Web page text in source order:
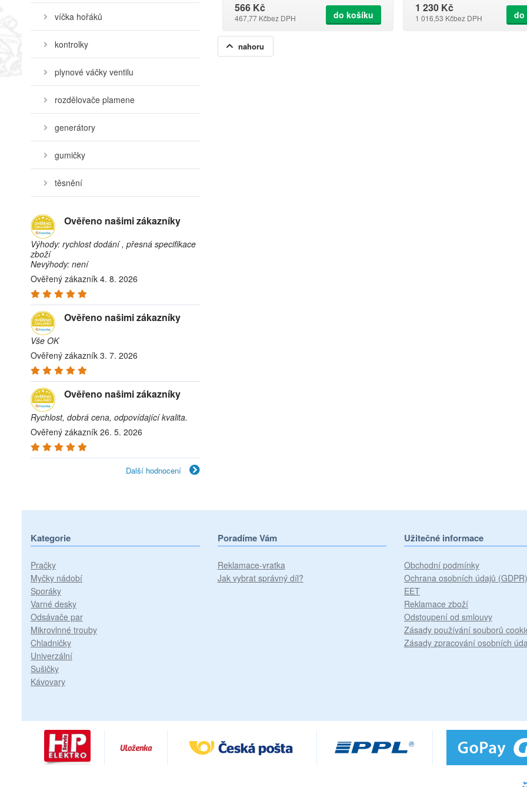
víčka hořáků
kontrolky
plynové váčky ventilu
rozdělovače plamene
generátory
gumičky
těsnění
Ověřeno našimi zákazníky
Výhody: rychlost dodání , přesná specifikace
zboží
Nevýhody: není
Ověřený zákazník 4. 8. 2026
Ověřeno našimi zákazníky
Vše OK
Ověřený zákazník 3. 7. 2026
Ověřeno našimi zákazníky
Rychlost, dobrá cena, odpovídající kvalita.
Ověřený zákazník 26. 5. 2026
Další hodnocení
566 Kč
467,77 Kčbez DPH do košíku
1 230 Kč
1 016,53 Kčbez DPH do
nahoru
Kategorie
Pračky
Myčky nádobí
Sporáky
Varné desky
Odsávače par
Mikrovlnné trouby
Chladničky
Univerzální
Sušičky
Kávovary
Poradíme Vám
Reklamace-vratka
Jak vybrat správný díl?
Užitečné informace
Obchodní podmínky
Ochrana osobních údajů (GDPR)
EET
Reklamace zboží
Odstoupení od smlouvy
Zásady používání souborů
Zásady zpracování osobních